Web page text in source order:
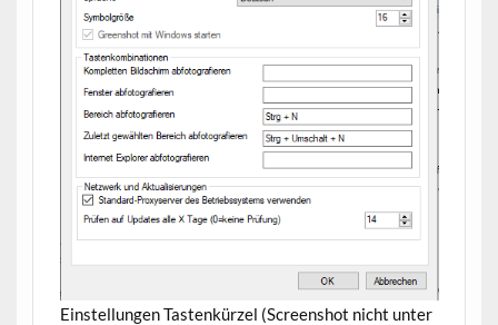
Einstellungen Tastenkürzel (Screenshot nicht unter